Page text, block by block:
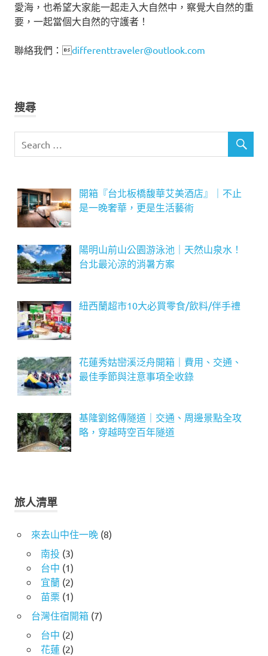
愛海，也希望大家能一起走入大自然中，察覺大自然的重
要，一起當個大自然的守護者！
聯絡我們：differenttraveler@outlook.com
搜尋
開箱『台北板橋馥華艾美酒店』｜不止
是一晚奢華，更是生活藝術
陽明山前山公園游泳池｜天然山泉水！
台北最沁涼的消暑方案
紐西蘭超市10大必買零食/飲料/伴手禮
花蓮秀姑巒溪泛舟開箱｜費用、交通、
最佳季節與注意事項全收錄
基隆劉銘傳隧道｜交通、周邊景點全攻
略，穿越時空百年隧道
旅人清單
來去山中住一晚(8)
南投 (3)
台中 (1)
宜蘭(2)
苗栗(1)
台灣住宿開箱(7)
台中 (2)
花蓮(2)